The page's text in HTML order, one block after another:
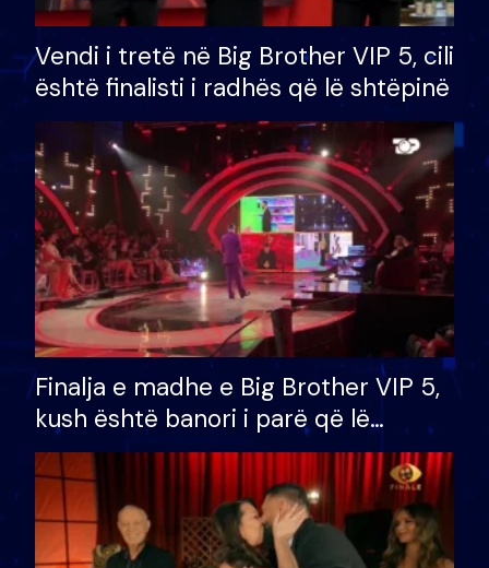
Vendi i tretë në Big Brother VIP 5, cili
është finalisti i radhës që lë shtëpinë
Finalja e madhe e Big Brother VIP 5,
kush është banori i parë që lë
shtëpinë dhe humb mundësinë për
të fituar çmimin e madh